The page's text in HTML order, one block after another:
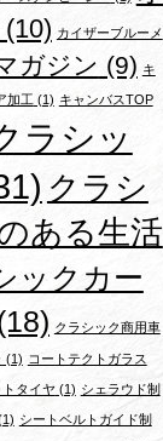
(10) カイザーブルーメ
ガジン (9) キ
加工 (1) キャンバスTOP
ラシッ
クラシ
ある生活
ックカー
クラシック商用車
(1) コートテクトガラス
タイヤ (1) シェラウド制
シートベルトガイド制